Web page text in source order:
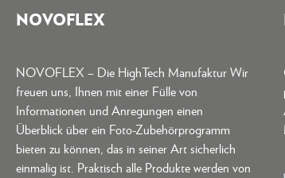
NOVOFLEX
NOVOFLEX – Die HighTech Manufaktur Wir
freuen uns, Ihnen mit einer Fülle von
Informationen und Anregungen einen
Überblick über ein Foto-Zubehörprogramm
bieten zu können, das in seiner Art sicherlich
einmalig ist. Praktisch alle Produkte werden von